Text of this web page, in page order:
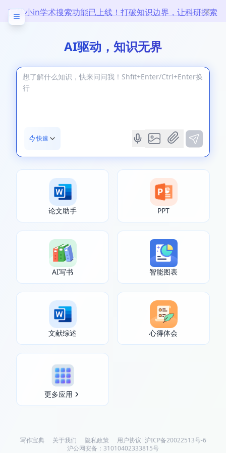
万能小in学术搜索功能已上线！打破知识边界，让科研探索
AI驱动，知识无界
快速
论文助手 PPT
AI写书 智能图表
文献综述 心得体会
更多应用
写作宝典 关于我们 隐私政策 用户协议 沪ICP备20022513号-6
沪公网安备：31010402333815号